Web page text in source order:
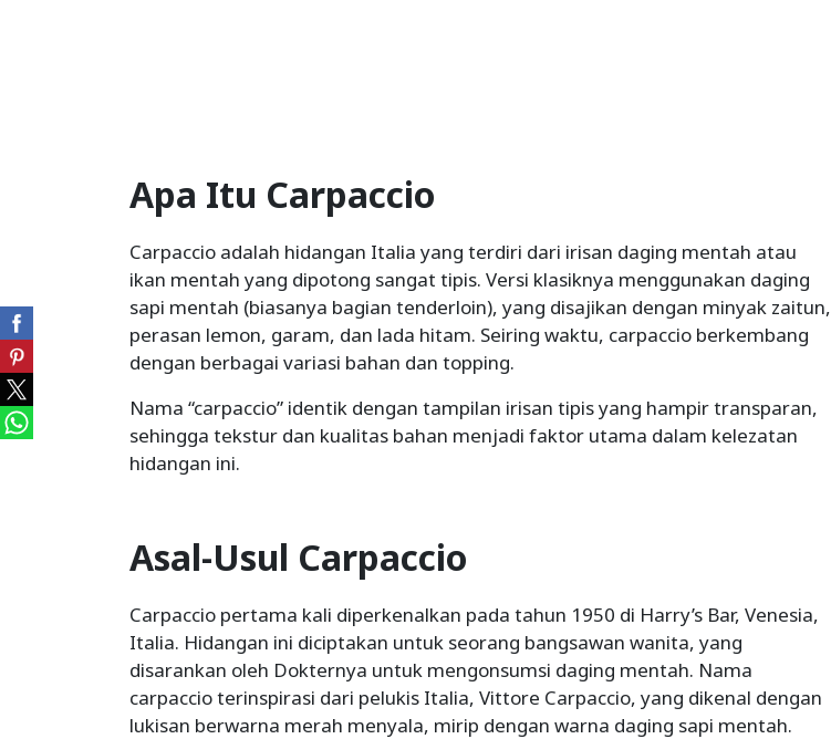
Apa Itu Carpaccio
Carpaccio adalah hidangan Italia yang terdiri dari irisan daging mentah atau
ikan mentah yang dipotong sangat tipis. Versi klasiknya menggunakan daging
sapi mentah (biasanya bagian tenderloin), yang disajikan dengan minyak zaitun,
perasan lemon, garam, dan lada hitam. Seiring waktu, carpaccio berkembang
dengan berbagai variasi bahan dan topping.
Nama “carpaccio” identik dengan tampilan irisan tipis yang hampir transparan,
sehingga tekstur dan kualitas bahan menjadi faktor utama dalam kelezatan
hidangan ini.
Asal-Usul Carpaccio
Carpaccio pertama kali diperkenalkan pada tahun 1950 di Harry’s Bar, Venesia,
Italia. Hidangan ini diciptakan untuk seorang bangsawan wanita, yang
disarankan oleh Dokternya untuk mengonsumsi daging mentah. Nama
carpaccio terinspirasi dari pelukis Italia, Vittore Carpaccio, yang dikenal dengan
lukisan berwarna merah menyala, mirip dengan warna daging sapi mentah.